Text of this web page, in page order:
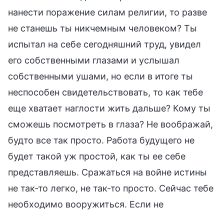
нанести поражение силам религии, то разве
не станешь ты никчемным человеком? Ты
испытал на себе сегодняшний труд, увидел
его собственными глазами и услышал
собственными ушами, но если в итоге ты
неспособен свидетельствовать, то как тебе
еще хватает наглости жить дальше? Кому ты
сможешь посмотреть в глаза? Не воображай,
будто все так просто. Работа будущего не
будет такой уж простой, как ты ее себе
представляешь. Сражаться на войне истины
не так-то легко, не так-то просто. Сейчас тебе
необходимо вооружиться. Если не